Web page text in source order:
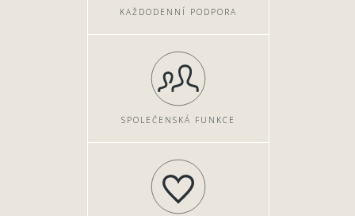
KAŽDODENNÍ PODPORA
SPOLEČENSKÁ FUNKCE